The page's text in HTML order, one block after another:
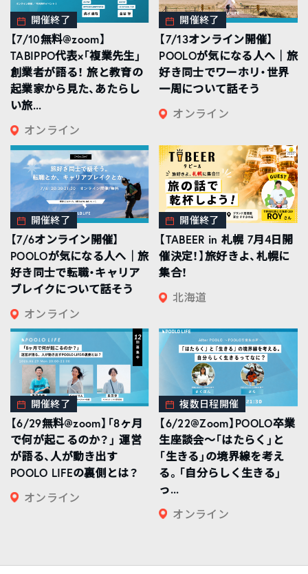
開催終了
【7/10無料@zoom】
TABIPPO代表×「複業先生」
創業者が語る！ 旅と教育の
起業家から見た、あたらし
い旅...
オンライン
開催終了
【7/13オンライン開催】
POOLOが気になる人へ｜旅
好き同士でワーホリ・世界
一周について話そう
オンライン
開催終了
【7/6オンライン開催】
POOLOが気になる人へ｜旅
好き同士で転職・キャリア
ブレイクについて話そう
オンライン
開催終了
【TABEER in 札幌 7月4日開
催決定！】旅好きよ、札幌に
集合！
北海道
開催終了
【6/29無料@zoom】「8ヶ月
で何が起こるのか？」 運営
が語る、人が動き出す
POOLO LIFEの裏側とは？
オンライン
複数日程開催
【6/22@Zoom】POOLO卒業
生座談会〜「はたらく」と
「生きる」の境界線を考え
る。「自分らしく生きる」
っ...
オンライン